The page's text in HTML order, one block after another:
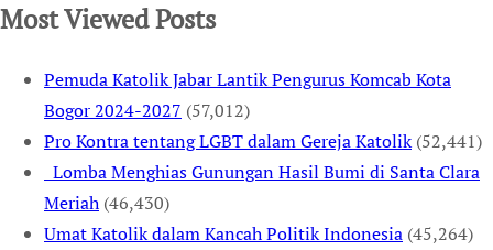
Most Viewed Posts
Pemuda Katolik Jabar Lantik Pengurus Komcab Kota
Bogor 2024-2027 (57,012)
Pro Kontra tentang LGBT dalam Gereja Katolik (52,441)
Lomba Menghias Gunungan Hasil Bumi di Santa Clara
Meriah (46,430)
Umat Katolik dalam Kancah Politik Indonesia (45,264)